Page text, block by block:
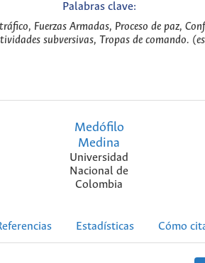
Palabras clave:
Fuerzas Armadas, Proceso de paz,
subversivas, Tropas de comando.
Medófilo
Medina
Universidad
Nacional de
Colombia
Estadísticas Cómo